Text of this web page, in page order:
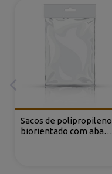
Sacos de polipropileno
biorientado com aba